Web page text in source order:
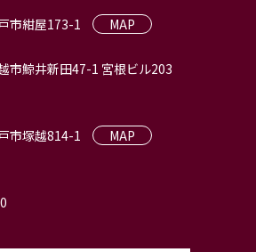
市紺屋173-1
MAP
市鯨井新田47-1 宮根ビル203
市塚越814-1
MAP